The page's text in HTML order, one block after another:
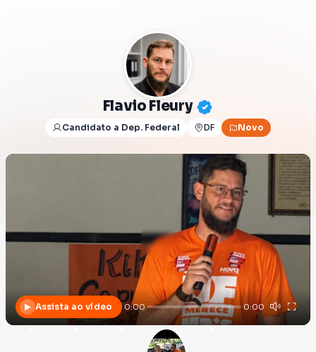
Flavio Fleury
Candidato a Dep. Federal DF Novo
Assista ao vídeo 0:00 0:00